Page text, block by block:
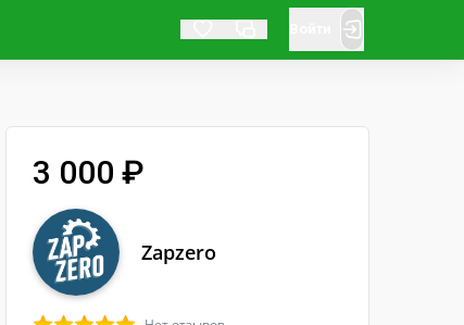
3 000 ₽
Zapzero